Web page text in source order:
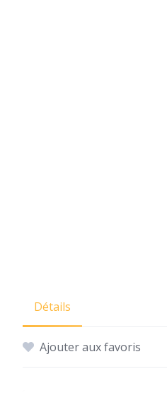
Détails
Ajouter aux favoris